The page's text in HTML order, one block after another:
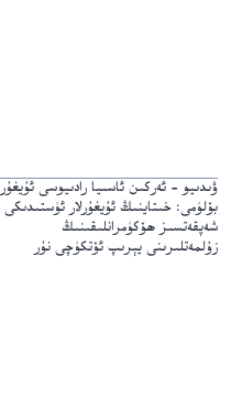
ۋىدىيو – ئەركىن ئاسىيا رادىيوسى ئۇيغۇر
بۆلۈمى: خىتاينىڭ ئۇيغۇرلار ئۈستىدىكى
شەپقەتسىز ھۆكۈمرانلىقىنىڭ
زۇلمەتلىرىنى يېرىپ ئۆتكۈچى نۇر